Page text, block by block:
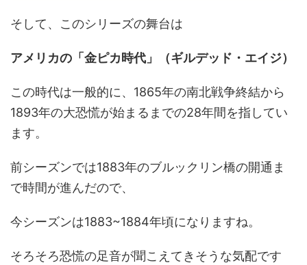
そして、このシリーズの舞台は
アメリカの「金ピカ時代」（ギルデッド・エイジ）
この時代は一般的に、1865年の南北戦争終結から
1893年の大恐慌が始まるまでの28年間を指してい
ます。
前シーズンでは1883年のブルックリン橋の開通ま
で時間が進んだので、
今シーズンは1883~1884年頃になりますね。
そろそろ恐慌の足音が聞こえてきそうな気配です